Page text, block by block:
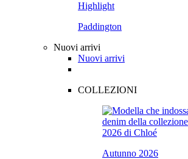
Highlight
Paddington
Nuovi arrivi
Nuovi arrivi
COLLEZIONI
Autunno 2026